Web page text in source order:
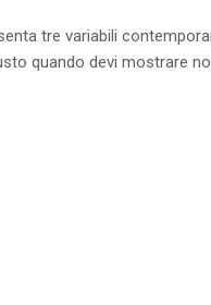
tre variabili
quando devi mostrare